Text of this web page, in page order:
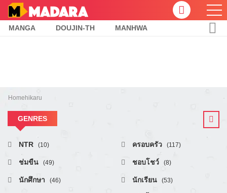
MANGA DOUJIN-TH MANHWA
Home hikaru
GENRES
NTR (10) ครอบครัว (117)
ช่มขืน (49) ชอบโชว์ (8)
นักศึกษา (46) นักเรียน (53)